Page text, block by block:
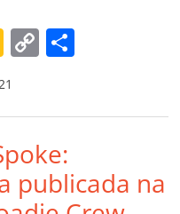
m
G
o
o
gl
e
Cl
C
y
Li
n
p
til
publicada na